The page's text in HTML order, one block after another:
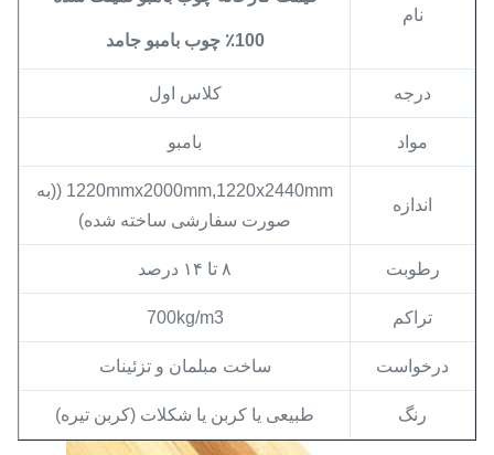
نام
100٪ چوب بامبو جامد
درجه کلاس اول
مواد بامبو
اندازه
1220mmx2000mm,1220x2440mm ((به
صورت سفارشی ساخته شده)
رطوبت ۸ تا ۱۴ درصد
تراکم 700kg/m3
درخواست ساخت مبلمان و تزئینات
رنگ طبیعی یا کربن یا شکلات (کربن تیره)